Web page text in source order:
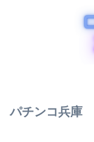
パチンコ兵庫